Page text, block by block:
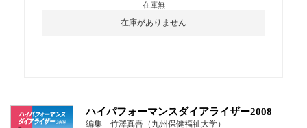
在庫無
在庫がありません
ハイパフォーマンスダイアライザー2008
編集 竹澤真吾（九州保健福祉大学）